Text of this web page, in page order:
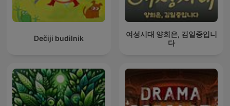
Dečiji budilnik
여성시대 양희은, 김일중입니
다